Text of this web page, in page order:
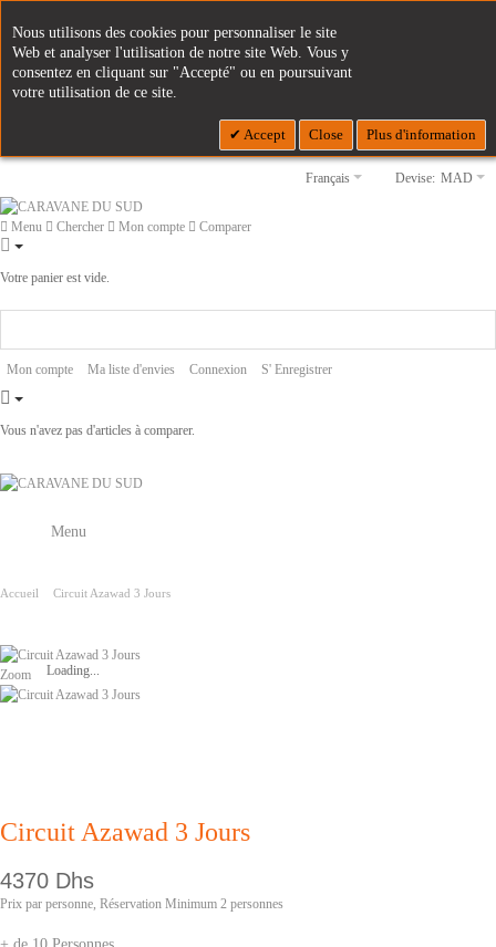
Nous utilisons des cookies pour personnaliser le site
Web et analyser l'utilisation de notre site Web. Vous y
consentez en cliquant sur "Accepté" ou en poursuivant
votre utilisation de ce site.
Accept Close Plus d'information
Devise: MAD
Français
Menu Chercher Mon compte Comparer
Votre panier est vide.
Mon compte Ma liste d'envies Connexion S' Enregistrer
Vous n'avez pas d'articles à comparer.
Menu
Accueil Circuit Azawad 3 Jours
Loading...
Zoom
Circuit Azawad 3 Jours
4370 Dhs
Prix par personne, Réservation Minimum 2 personnes